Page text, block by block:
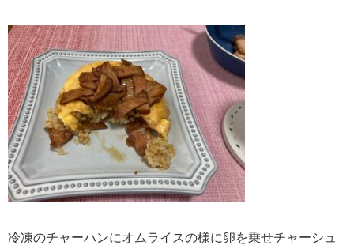
冷凍のチャーハンにオムライスの様に卵を乗せチャーシュ